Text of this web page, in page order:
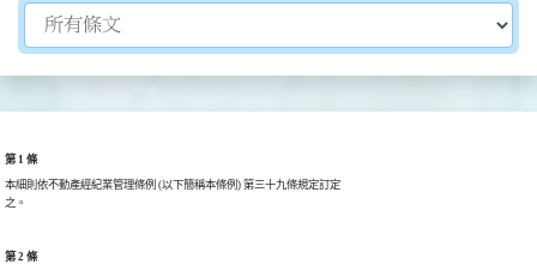
切換選擇法規資訊內容
第 1 條
本細則依不動產經紀業管理條例 (以下簡稱本條例) 第三十九條規定訂定
之。
第 2 條